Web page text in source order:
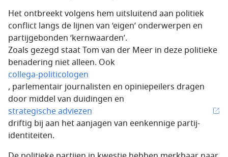
Het ontbreekt volgens hem uitsluitend aan politiek
conflict langs de lijnen van ‘eigen’ onderwerpen en
partijgebonden ‘kernwaarden’.
Zoals gezegd staat Tom van der Meer in deze politieke
benadering niet alleen. Ook
collega-politicologen
, parlementair journalisten en opiniepeilers dragen
door middel van duidingen en
strategische adviezen
driftig bij aan het aanjagen van eenkennige partij-
identiteiten.